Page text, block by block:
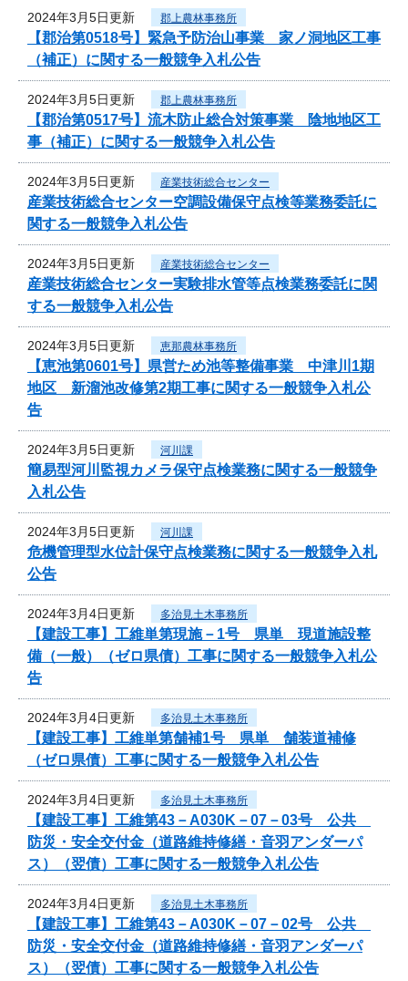
2024年3月5日更新 郡上農林事務所
【郡治第0518号】緊急予防治山事業 家ノ洞地区工事
（補正）に関する一般競争入札公告
2024年3月5日更新 郡上農林事務所
【郡治第0517号】流木防止総合対策事業 陰地地区工
事（補正）に関する一般競争入札公告
2024年3月5日更新 産業技術総合センター
産業技術総合センター空調設備保守点検等業務委託に
関する一般競争入札公告
2024年3月5日更新 産業技術総合センター
産業技術総合センター実験排水管等点検業務委託に関
する一般競争入札公告
2024年3月5日更新 恵那農林事務所
【恵池第0601号】県営ため池等整備事業 中津川1期
地区 新溜池改修第2期工事に関する一般競争入札公
告
2024年3月5日更新 河川課
簡易型河川監視カメラ保守点検業務に関する一般競争
入札公告
2024年3月5日更新 河川課
危機管理型水位計保守点検業務に関する一般競争入札
公告
2024年3月4日更新 多治見土木事務所
【建設工事】工維単第現施－1号 県単 現道施設整
備（一般）（ゼロ県債）工事に関する一般競争入札公
告
2024年3月4日更新 多治見土木事務所
【建設工事】工維単第舗補1号 県単 舗装道補修
（ゼロ県債）工事に関する一般競争入札公告
2024年3月4日更新 多治見土木事務所
【建設工事】工維第43－A030K－07－03号 公共
防災・安全交付金（道路維持修繕・音羽アンダーパ
ス）（翌債）工事に関する一般競争入札公告
2024年3月4日更新 多治見土木事務所
【建設工事】工維第43－A030K－07－02号 公共
防災・安全交付金（道路維持修繕・音羽アンダーパ
ス）（翌債）工事に関する一般競争入札公告